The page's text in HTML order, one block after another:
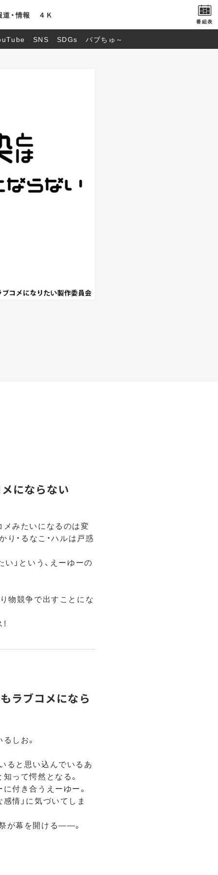
道・情報 ４Ｋ
番組表
SNS SDGs バブちゅ～
にならない
メみたいになるのは変
り・るなこ・ハルは戸惑
」という、えーゆーの
物競争で出すことにな
!
ラブコメになら
しお。
ると思い込んでいるあ
って愕然となる。
付き合うえーゆー。
情」に気づいてしま
が幕を開ける――。